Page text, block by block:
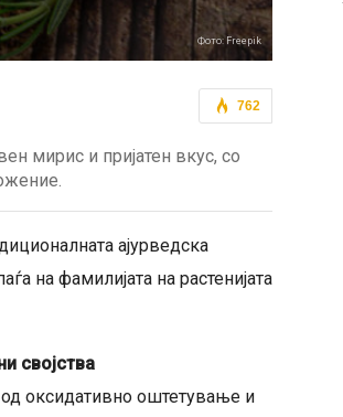
Фото: Freepik
762
мирис и пријатен вкус, со
ајурведска
на фамилијата на растенијата
својства
од оксидативно оштетување и